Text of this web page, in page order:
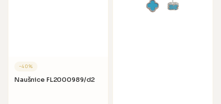
−40%
Naušnice FL2000989/d2